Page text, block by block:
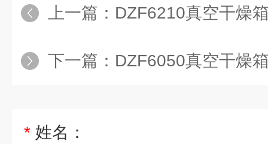
上一篇： DZF6210真空干燥箱,
下一篇： DZF6050真空干燥箱,
* 姓名：